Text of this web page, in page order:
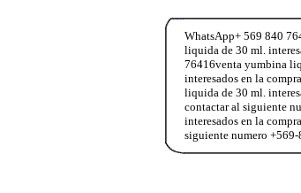
WhatsApp+ 569 840
liquida de 30 ml.
76416venta yumbina
interesados en la
liquida de 30 ml.
contactar al siguiente
interesados en la
siguiente numero